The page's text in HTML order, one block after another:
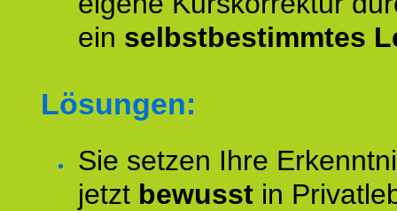
ein selbstbestimmtes
Lösungen:
Sie setzen Ihre
jetzt bewusst in